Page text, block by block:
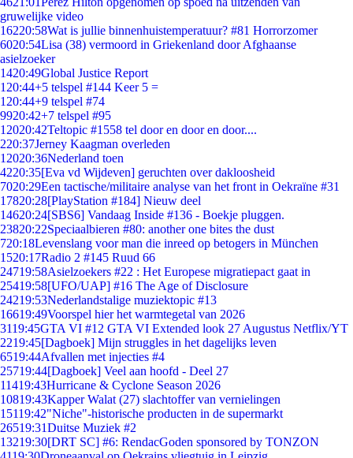
gruwelijke video
16220:58Wat is jullie binnenhuistemperatuur? #81 Horrorzomer
6020:54Lisa (38) vermoord in Griekenland door Afghaanse
asielzoeker
1420:49Global Justice Report
1 20:44+5 telspel #144 Keer 5 =
1 20:44+9 telspel #74
9920:42+7 telspel #95
12020:42Teltopic #1558 tel door en door en door....
220:37Jerney Kaagman overleden
12020:36Nederland toen
4220:35[Eva vd Wijdeven] geruchten over dakloosheid
7020:29Een tactische/militaire analyse van het front in Oekraïne #31
17820:28[PlayStation #184] Nieuw deel
14620:24[SBS6] Vandaag Inside #136 - Boekje pluggen.
23820:22Speciaalbieren #80: another one bites the dust
720:18Levenslang voor man die inreed op betogers in München
1520:17Radio 2 #145 Ruud 66
24719:58Asielzoekers #22 : Het Europese migratiepact gaat in
25419:58[UFO/UAP] #16 The Age of Disclosure
24219:53Nederlandstalige muziektopic #13
16619:49Voorspel hier het warmtegetal van 2026
3119:45GTA VI #12 GTA VI Extended look 27 Augustus Netflix/YT
2219:45[Dagboek] Mijn struggles in het dagelijks leven
6519:44Afvallen met injecties #4
25719:44[Dagboek] Veel aan hoofd - Deel 27
11419:43Hurricane & Cyclone Season 2026
10819:43Kapper Walat (27) slachtoffer van vernielingen
15119:42"Niche"-historische producten in de supermarkt
26519:31Duitse Muziek #2
13219:30[DRT SC] #6: RendacGoden sponsored by TONZON